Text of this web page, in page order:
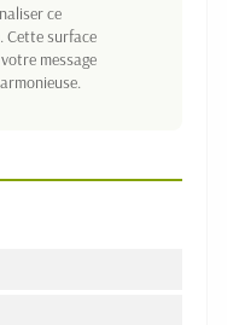
ce
Cette surface
message